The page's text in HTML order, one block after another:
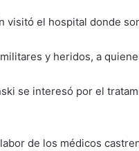
visitó el hospital donde
y heridos, a
se interesó por el
de los médicos